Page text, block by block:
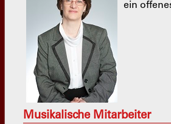
ein
Musikalische Mitarbeiter